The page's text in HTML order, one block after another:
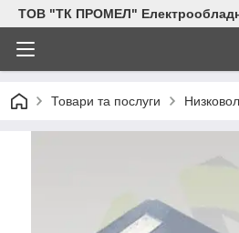
ТОВ "ТК ПРОМЕЛ"
Товари та послуги